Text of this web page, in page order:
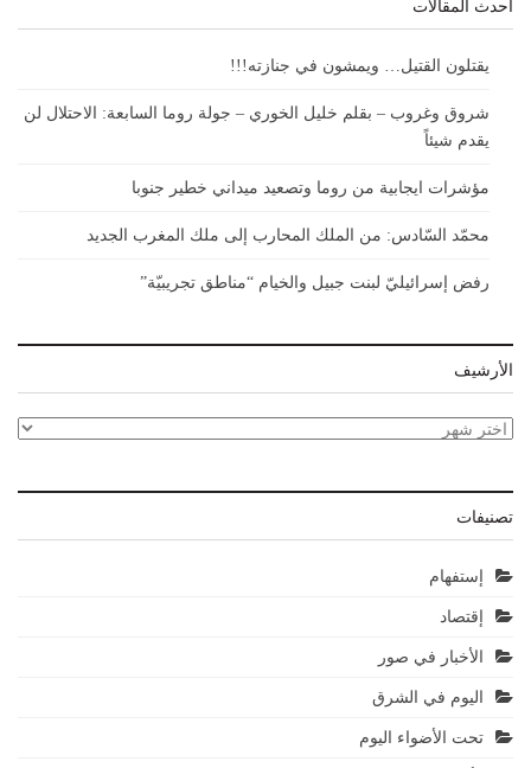
أحدث المقالات
يقتلون القتيل… ويمشون في جنازته!!!
شروق وغروب – بقلم خليل الخوري – جولة روما السابعة: الاحتلال لن
يقدم شيئاً
مؤشرات ايجابية من روما وتصعيد ميداني خطير جنوبا
محمّد السّادس: من الملك المحارب إلى ملك المغرب الجديد
رفض إسرائيليّ لبنت جبيل والخيام “مناطق تجريبيّة”
الأرشيف
الأرشيف
تصنيفات
إستفهام
إقتصاد
الأخبار في صور
اليوم في الشرق
تحت الأضواء اليوم